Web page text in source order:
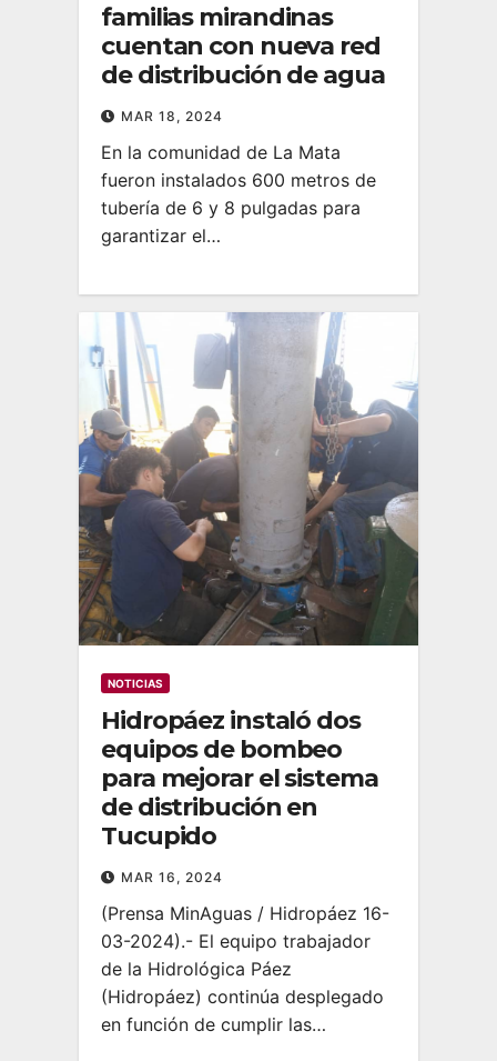
familias mirandinas
cuentan con nueva red
de distribución de agua
MAR 18, 2024
En la comunidad de La Mata
fueron instalados 600 metros de
tubería de 6 y 8 pulgadas para
garantizar el…
NOTICIAS
Hidropáez instaló dos
equipos de bombeo
para mejorar el sistema
de distribución en
Tucupido
MAR 16, 2024
(Prensa MinAguas / Hidropáez 16-
03-2024).- El equipo trabajador
de la Hidrológica Páez
(Hidropáez) continúa desplegado
en función de cumplir las…